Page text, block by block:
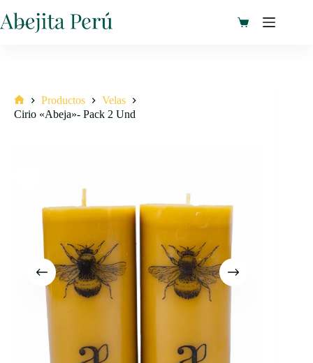
al
contenido
Carro
Inicio
Productos
Velas
Cirio «Abeja»- Pack 2 Und